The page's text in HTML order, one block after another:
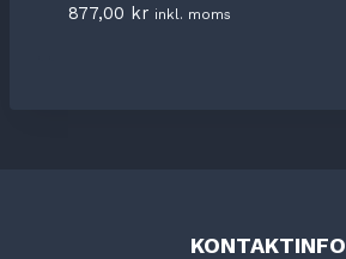
877,00 kr inkl. moms
KONTAKTINFO